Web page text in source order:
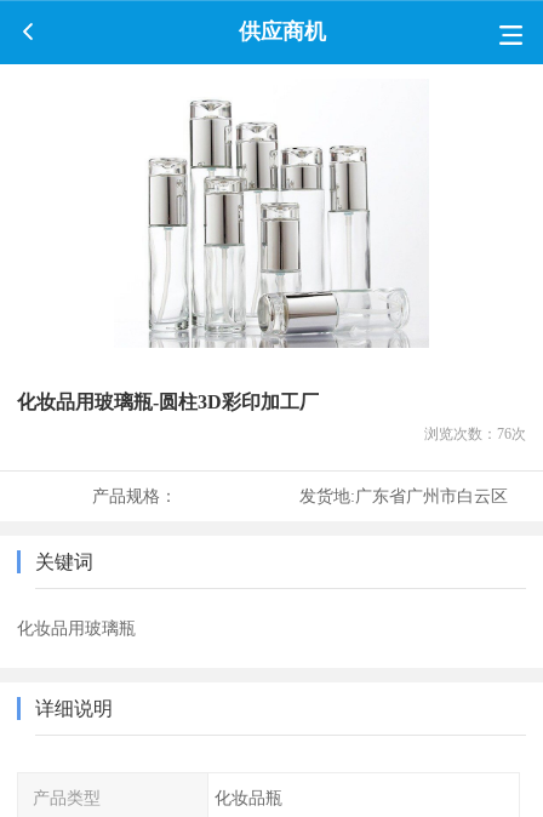
供应商机
化妆品用玻璃瓶-圆柱3D彩印加工厂
浏览次数： 76次
产品规格： 发货地:广东省广州市白云区
关键词
化妆品用玻璃瓶
详细说明
产品类型 化妆品瓶